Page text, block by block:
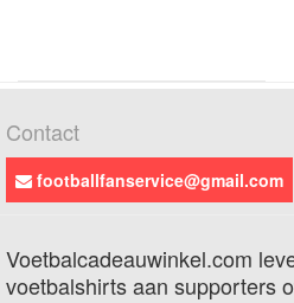
Contact
footballfanservice@gmail.com
Voetbalcadeauwinkel.com
voetbalshirts aan supporters